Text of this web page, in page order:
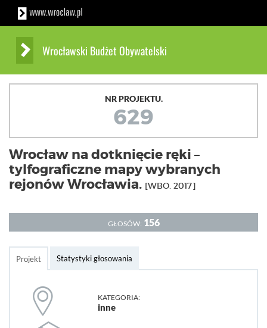
Wrocławski Budżet Obywatelski
NR PROJEKTU.
629
Wrocław na dotknięcie ręki –
tylfograficzne mapy wybranych
rejonów Wrocławia. [WBO. 2017]
GŁOSÓW: 156
Projekt Statystyki głosowania
KATEGORIA:
inne